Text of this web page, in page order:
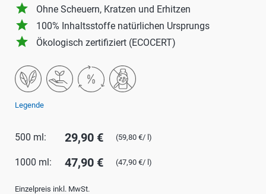
grade Ohne Scheuern, Kratzen und Erhitzen
grade 100% Inhaltsstoffe natürlichen Ursprungs
grade Ökologisch zertifiziert (ECOCERT)
Legende
500 ml: 29,90 € (59,80 €/ l)
1000 ml: 47,90 € (47,90 €/ l)
Einzelpreis inkl. MwSt.